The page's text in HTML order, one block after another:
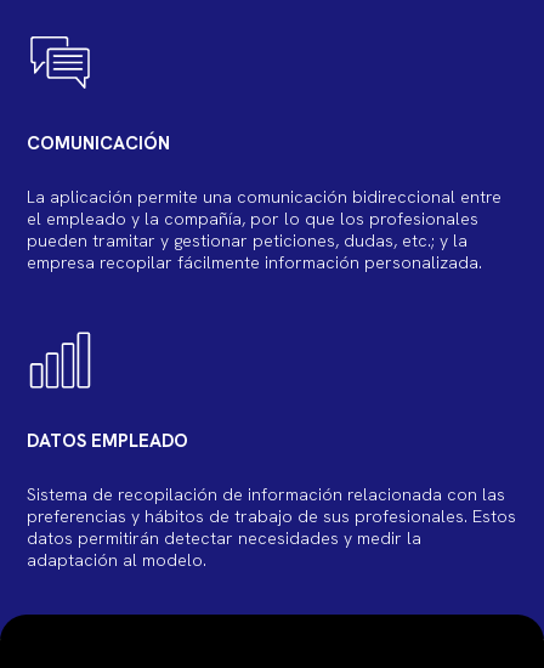
COMUNICACIÓN
La aplicación permite una comunicación bidireccional entre
el empleado y la compañía, por lo que los profesionales
pueden tramitar y gestionar peticiones, dudas, etc.; y la
empresa recopilar fácilmente información personalizada.
DATOS EMPLEADO
Sistema de recopilación de información relacionada con las
preferencias y hábitos de trabajo de sus profesionales. Estos
datos permitirán detectar necesidades y medir la
adaptación al modelo.